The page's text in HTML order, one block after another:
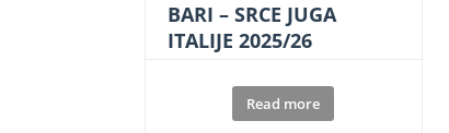
BARI – SRCE JUGA
ITALIJE 2025/26
Read more